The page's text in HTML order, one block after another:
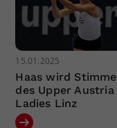
15.01.2025
Haas wird Stimme
des Upper Austria
Ladies Linz